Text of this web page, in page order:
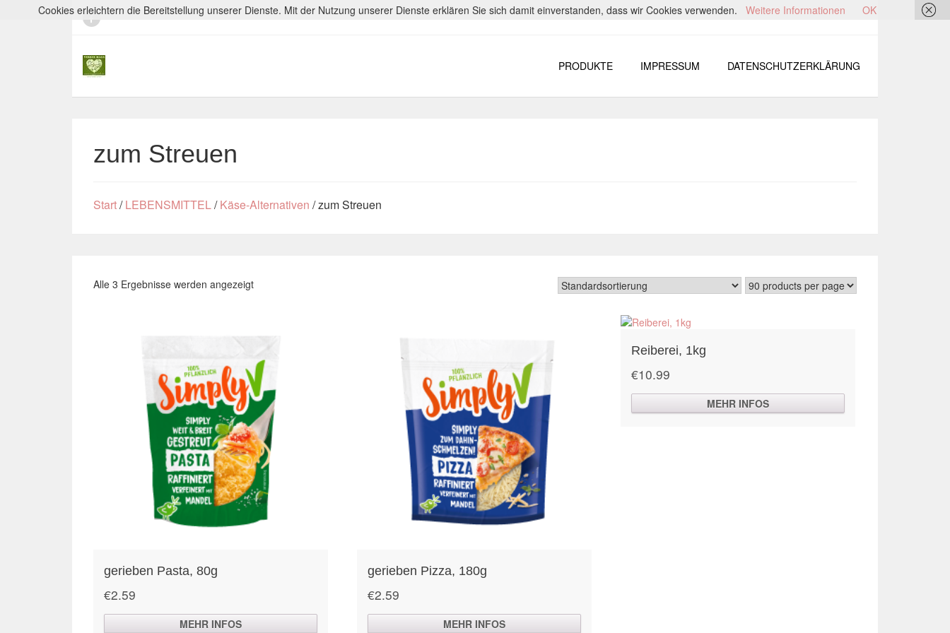
PRODUKTE IMPRESSUM DATENSCHUTZERKLÄRUNG
zum Streuen
Start/LEBENSMITTEL/Käse-Alternativen / zum Streuen
Alle 3 Ergebnisse werden angezeigt
gerieben Pasta, 80g
€2.59
MEHR INFOS
gerieben Pizza, 180g
€2.59
MEHR INFOS
Reiberei, 1kg
€10.99
MEHR INFOS
Cookies erleichtern die Bereitstellung unserer Dienste. Mit der Nutzung unserer Dienste erklären Sie sich damit einverstanden, dass wir Cookies verwenden. Weitere Informationen OK